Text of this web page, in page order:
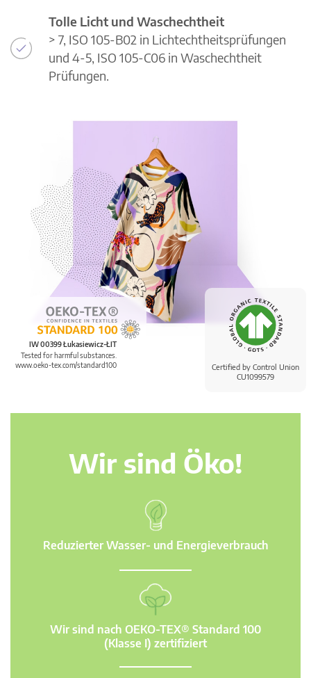
Certified by Control Union
CU1099579
IW 00399 Łukasiewicz-ŁIT
Tested for harmful substances.
www.oeko-tex.com/standard100
Tolle Licht und Waschechtheit
> 7, ISO 105-B02 in Lichtechtheitsprüfungen
und 4-5, ISO 105-C06 in Waschechtheit
Prüfungen.
Wir sind Öko!
Reduzierter Wasser- und Energieverbrauch
Wir sind nach OEKO-TEX® Standard 100
(Klasse I) zertifiziert